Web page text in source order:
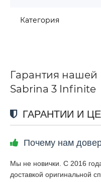
Категория
Гарантия
Sabrina 3 Infinite
ГАРАНТИИ И
Почему нам
Мы не новички. С 2016
доставкой оригинальной